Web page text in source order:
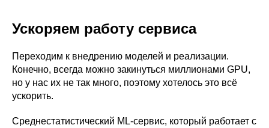
Ускоряем работу сервиса
Переходим к внедрению моделей и реализации.
Конечно, всегда можно закинуться миллионами GPU,
но у нас их не так много, поэтому хотелось это всё
ускорить.
Среднестатистический ML-сервис, который работает с